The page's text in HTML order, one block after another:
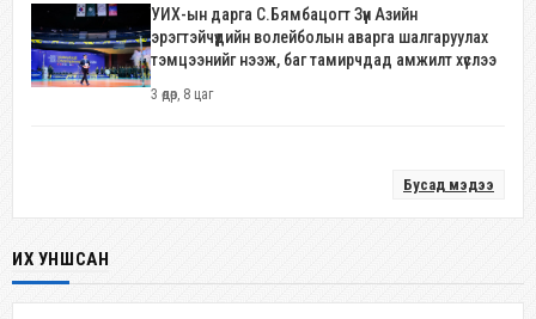
УИХ-ын дарга С.Бямбацогт Зүүн Азийн
эрэгтэйчүүдийн волейболын аварга шалгаруулах
тэмцээнийг нээж, баг тамирчдад амжилт хүслээ
3 өдөр, 8 цаг
Бусад мэдээ
ИХ УНШСАН